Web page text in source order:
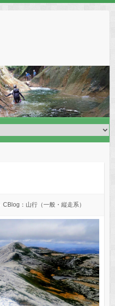
CBlog：山行（一般・縦走系）